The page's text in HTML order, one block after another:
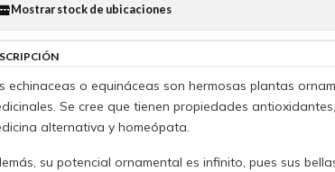
Mostrar stock de ubicaciones
echinaceas o equináceas son hermosas plantas
Se cree que tienen propiedades
alternativa y homeópata.
su potencial ornamental es infinito, pues sus